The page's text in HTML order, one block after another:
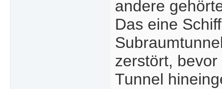
andere
Das eine
zerstört,
Tunnel